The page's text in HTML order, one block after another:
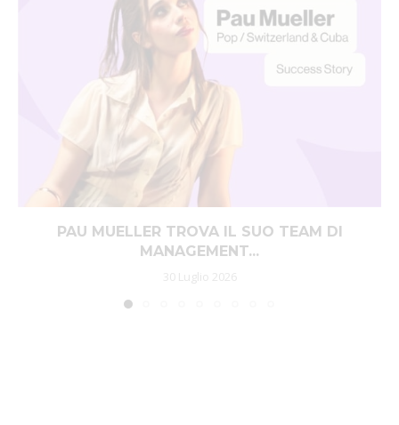
PAU MUELLER TROVA IL SUO TEAM DI
MANAGEMENT...
30 Luglio 2026